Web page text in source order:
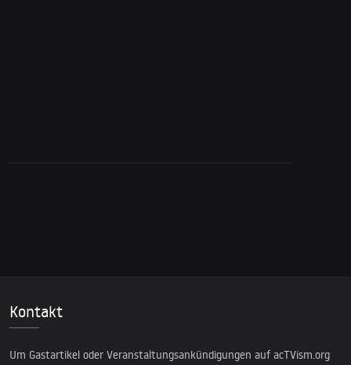
Kontakt
Um Gastartikel oder Veranstaltungsankündigungen auf acTVism.org